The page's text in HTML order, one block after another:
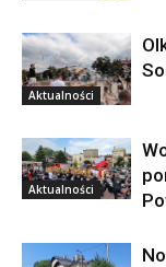
Aktualności
Aktualności